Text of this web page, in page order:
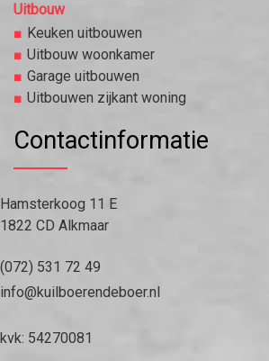
Uitbouw
Keuken uitbouwen
Uitbouw woonkamer
Garage uitbouwen
Uitbouwen zijkant woning
Contactinformatie
Hamsterkoog 11 E
1822 CD Alkmaar
(072) 531 72 49
info@kuilboerendeboer.nl
kvk: 54270081